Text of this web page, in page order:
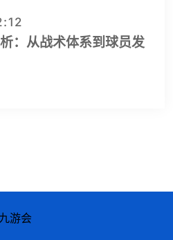
：从战术体系到球员发